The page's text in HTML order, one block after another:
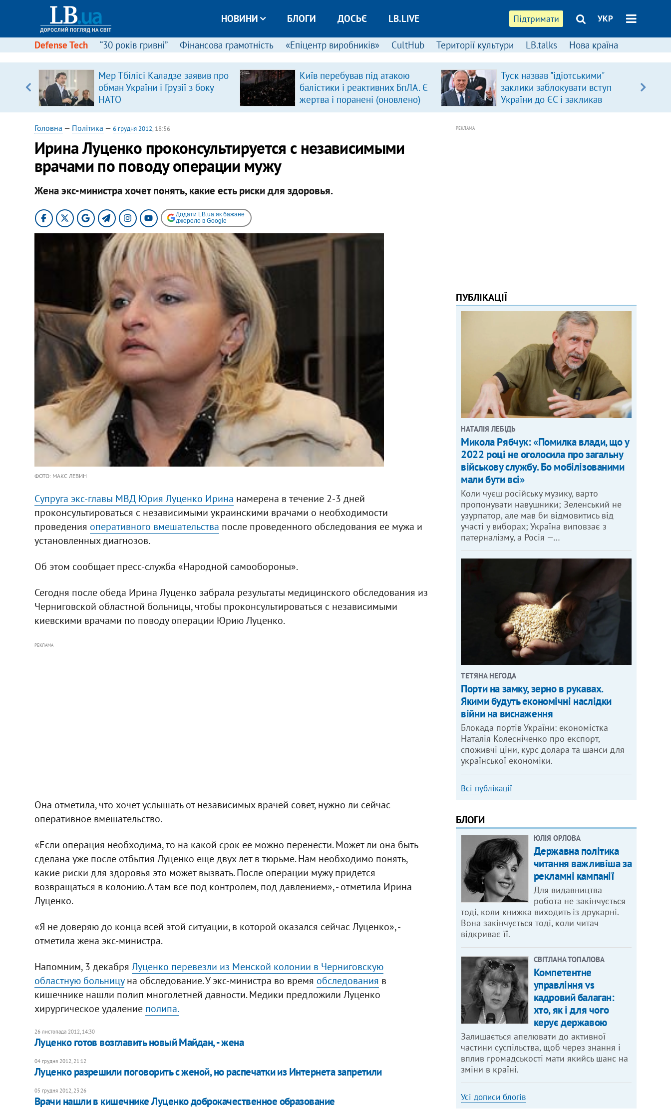
Підтримати УКР
НОВИНИ БЛОГИ ДОСЬЄ LB.LIVE
Defense Tech “30 років гривні” Фінансова грамотність «Епіцентр виробників» CultHub Території культури LB.talks Нова країна
Мер Тбілісі Каладзе заявив про
обман України і Грузії з боку
НАТО
Київ перебував під атакою
балістики і реактивних БпЛА. Є
жертва і поранені (оновлено)
Туск назвав "ідіотськими"
заклики заблокувати вступ
України до ЄС і закликав
припинити антиукраїнську
Головна — Політика — 6 грудня 2012, 18:56
Ирина Луценко проконсультируется с независимыми
врачами по поводу операции мужу
Жена экс-министра хочет понять, какие есть риски для здоровья.
Додати LB.ua як бажане
джерело в Google
ФОТО: МАКС ЛЕВИН
Супруга экс-главы МВД Юрия Луценко Ирина намерена в течение 2-3 дней
проконсультироваться с независимыми украинскими врачами о необходимости
проведения оперативного вмешательства после проведенного обследования ее мужа и
установленных диагнозов.
Об этом сообщает пресс-служба «Народной самообороны».
Сегодня после обеда Ирина Луценко забрала результаты медицинского обследования из
Черниговской областной больницы, чтобы проконсультироваться с независимыми
киевскими врачами по поводу операции Юрию Луценко.
РЕКЛАМА
Она отметила, что хочет услышать от независимых врачей совет, нужно ли сейчас
оперативное вмешательство.
«Если операция необходима, то на какой срок ее можно перенести. Может ли она быть
сделана уже после отбытия Луценко еще двух лет в тюрьме. Нам необходимо понять,
какие риски для здоровья это может вызвать. После операции мужу придется
возвращаться в колонию. А там все под контролем, под давлением», - отметила Ирина
Луценко.
«Я не доверяю до конца всей этой ситуации, в которой оказался сейчас Луценко», -
отметила жена экс-министра.
Напомним, 3 декабря Луценко перевезли из Менской колонии в Черниговскую
областную больницуна обследование. У экс-министра во время обследования в
кишечнике нашли полип многолетней давности. Медики предложили Луценко
хирургическое удаление полипа.
26 листопада 2012, 14:30
Луценко готов возглавить новый Майдан, - жена
04 грудня 2012, 21:12
Луценко разрешили поговорить с женой, но распечатки из Интернета запретили
05 грудня 2012, 23:26
Врачи нашли в кишечнике Луценко доброкачественное образование
РЕКЛАМА
ПУБЛІКАЦІЇ
НАТАЛІЯ ЛЕБІДЬ
Микола Рябчук: «Помилка влади, що у
2022 році не оголосила про загальну
військову службу. Бо мобілізованими
мали бути всі»
Коли чуєш російську музику, варто
пропонувати навушники; Зеленський не
узурпатор, але мав би відмовитись від
участі у виборах; Україна виповзає з
патерналізму, а Росія —…
ТЕТЯНА НЕГОДА
Порти на замку, зерно в рукавах.
Якими будуть економічні наслідки
війни на виснаження
Блокада портів України: економістка
Наталія Колесніченко про експорт,
споживчі ціни, курс долара та шанси для
української економіки.
Всі публікації
БЛОГИ
ЮЛІЯ ОРЛОВА
Державна політика
читання важливіша за
рекламні кампанії
Для видавництва
робота не закінчується
тоді, коли книжка виходить із друкарні.
Вона закінчується тоді, коли читач
відкриває її.
СВІТЛАНА ТОПАЛОВА
Компетентне
управління vs
кадровий балаган:
хто, як і для чого
керує державою
Залишається апелювати до активної
частини суспільства, щоб через знання і
вплив громадськості мати якийсь шанс на
зміни в країні.
Усі дописи блогів